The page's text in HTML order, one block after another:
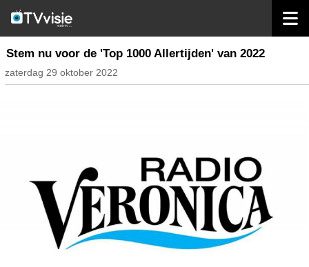
radio nederland
Stem nu voor de 'Top 1000 Allertijden' van 2022
zaterdag 29 oktober 2022